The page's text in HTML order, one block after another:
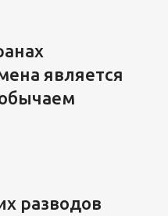
является
разводов